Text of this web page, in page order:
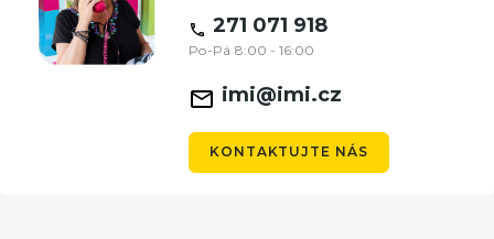
271 071 918
Po-Pá 8:00 - 16:00
imi@imi.cz
KONTAKTUJTE NÁS